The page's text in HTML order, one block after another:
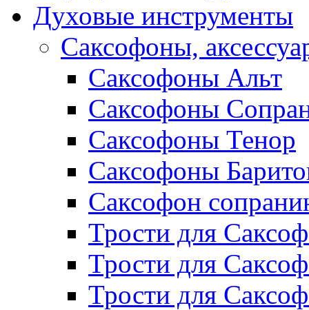
Духовые инструменты
Саксофоны,
Саксофоны Альт
Саксофоны
Саксофоны Тенор
Саксофоны
Саксофон
Трости для
Трости для
Трости для